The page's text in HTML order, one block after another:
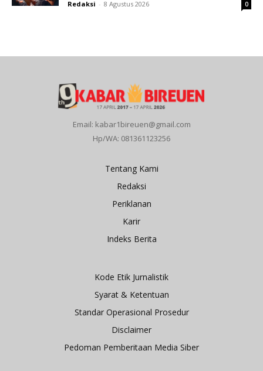
Redaksi - 8 Agustus 2026 0
Email: kabar1bireuen@gmail.com
Hp/WA: 081361123256
Tentang Kami
Redaksi
Periklanan
Karir
Indeks Berita
Kode Etik Jurnalistik
Syarat & Ketentuan
Standar Operasional Prosedur
Disclaimer
Pedoman Pemberitaan Media Siber